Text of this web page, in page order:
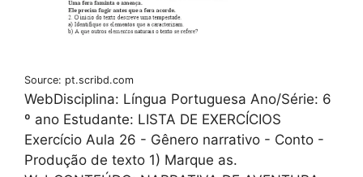
Source: pt.scribd.com
WebDisciplina: Língua Portuguesa Ano/Série: 6
º ano Estudante: LISTA DE EXERCÍCIOS
Exercício Aula 26 - Gênero narrativo - Conto -
Produção de texto 1) Marque as.